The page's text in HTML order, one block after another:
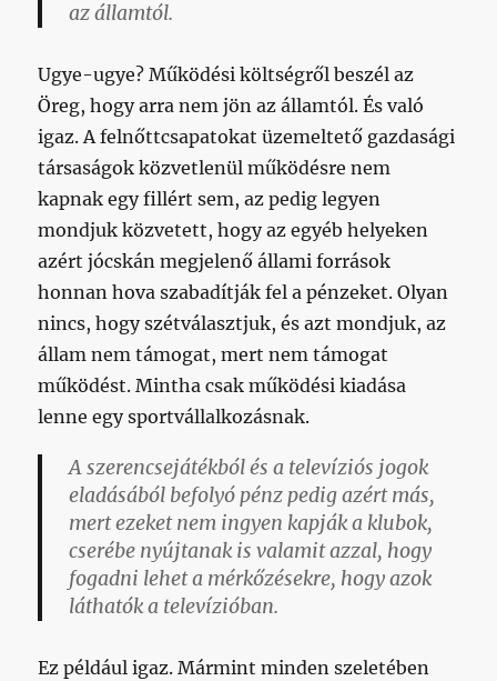
az államtól.
Ugye-ugye? Működési költségről beszél az
Öreg, hogy arra nem jön az államtól. És való
igaz. A felnőttcsapatokat üzemeltető gazdasági
társaságok közvetlenül működésre nem
kapnak egy fillért sem, az pedig legyen
mondjuk közvetett, hogy az egyéb helyeken
azért jócskán megjelenő állami források
honnan hova szabadítják fel a pénzeket. Olyan
nincs, hogy szétválasztjuk, és azt mondjuk, az
állam nem támogat, mert nem támogat
működést. Mintha csak működési kiadása
lenne egy sportvállalkozásnak.
A szerencsejátékból és a televíziós jogok
eladásából befolyó pénz pedig azért más,
mert ezeket nem ingyen kapják a klubok,
cserébe nyújtanak is valamit azzal, hogy
fogadni lehet a mérkőzésekre, hogy azok
láthatók a televízióban.
Ez például igaz. Mármint minden szeletében